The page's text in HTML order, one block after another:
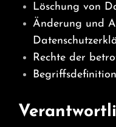
Löschung von
Änderung und
Rechte der